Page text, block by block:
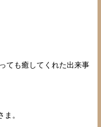
ても癒してくれた出来事
。